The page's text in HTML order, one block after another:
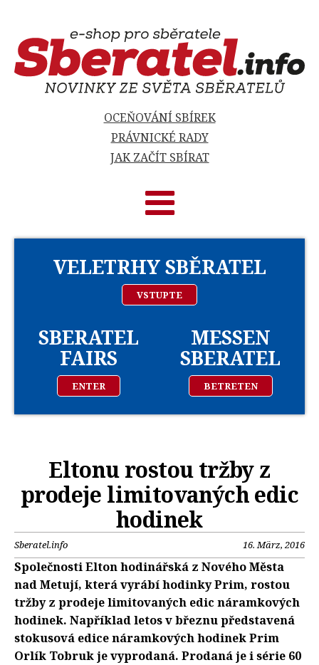
OCEŇOVÁNÍ SBÍREK
PRÁVNICKÉ RADY
JAK ZAČÍT SBÍRAT
VELETRHY SBĚRATEL
VSTUPTE
SBERATEL
FAIRS
ENTER
MESSEN
SBERATEL
BETRETEN
Eltonu rostou tržby z
prodeje limitovaných edic
hodinek
Sberatel.info 16. März, 2016
Společnosti Elton hodinářská z Nového Města
nad Metují, která vyrábí hodinky Prim, rostou
tržby z prodeje limitovaných edic náramkových
hodinek. Například letos v březnu představená
stokusová edice náramkových hodinek Prim
Orlík Tobruk je vyprodaná. Prodaná je i série 60